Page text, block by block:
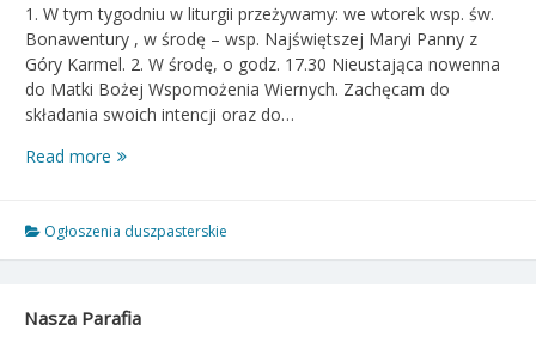
1. W tym tygodniu w liturgii przeżywamy: we wtorek wsp. św.
Bonawentury , w środę – wsp. Najświętszej Maryi Panny z
Góry Karmel. 2. W środę, o godz. 17.30 Nieustająca nowenna
do Matki Bożej Wspomożenia Wiernych. Zachęcam do
składania swoich intencji oraz do…
Read more Ogłoszenia
XV
niedziela
13.07.2025
Ogłoszenia duszpasterskie
Nasza Parafia